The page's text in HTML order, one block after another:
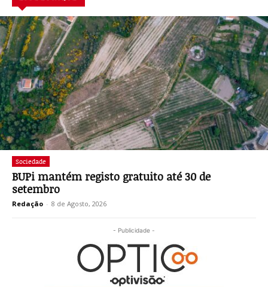
Sociedade
BUPi mantém registo gratuito até 30 de
setembro
Redação - 8 de Agosto, 2026
- Publicidade -